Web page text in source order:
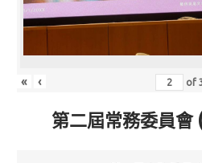
« ‹ of
第二屆常務委員